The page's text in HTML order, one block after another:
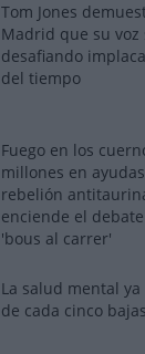
Tom Jones
Madrid que su voz
desafiando
del tiempo
Fuego en los
millones en
rebelión
enciende el
'bous al carrer'
La salud mental
de cada cinco